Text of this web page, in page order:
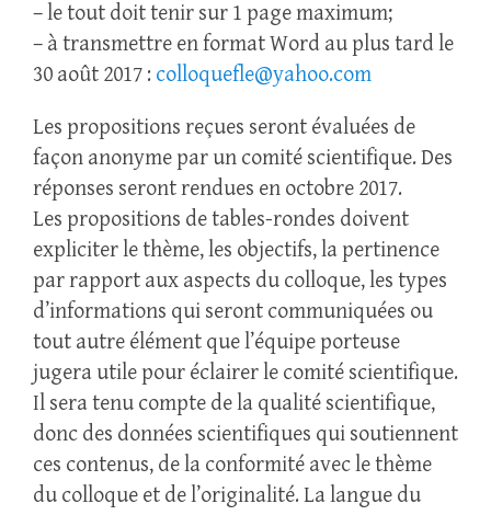
– le tout doit tenir sur 1 page maximum;
– à transmettre en format Word au plus tard le
30 août 2017 : colloquefle@yahoo.com
Les propositions reçues seront évaluées de
façon anonyme par un comité scientifique. Des
réponses seront rendues en octobre 2017.
Les propositions de tables-rondes doivent
expliciter le thème, les objectifs, la pertinence
par rapport aux aspects du colloque, les types
d’informations qui seront communiquées ou
tout autre élément que l’équipe porteuse
jugera utile pour éclairer le comité scientifique.
Il sera tenu compte de la qualité scientifique,
donc des données scientifiques qui soutiennent
ces contenus, de la conformité avec le thème
du colloque et de l’originalité. La langue du